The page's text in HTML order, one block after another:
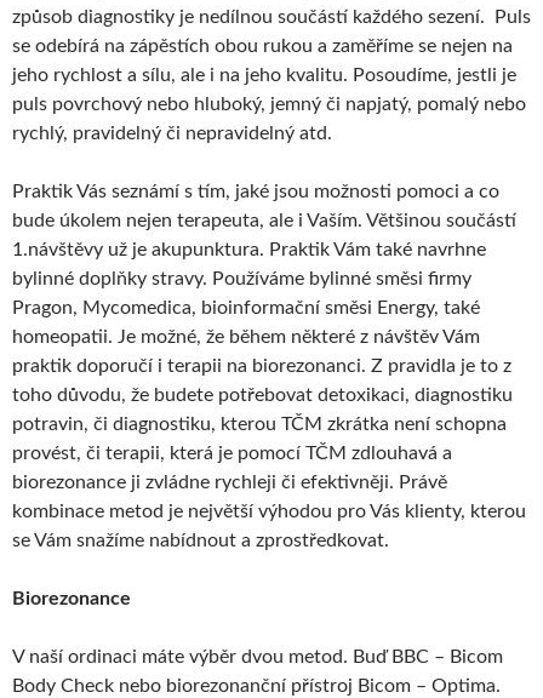
způsob diagnostiky je nedílnou součástí každého sezení. Puls
se odebírá na zápěstích obou rukou a zaměříme se nejen na
jeho rychlost a sílu, ale i na jeho kvalitu. Posoudíme, jestli je
puls povrchový nebo hluboký, jemný či napjatý, pomalý nebo
rychlý, pravidelný či nepravidelný atd.
Praktik Vás seznámí s tím, jaké jsou možnosti pomoci a co
bude úkolem nejen terapeuta, ale i Vaším. Většinou součástí
1.návštěvy už je akupunktura. Praktik Vám také navrhne
bylinné doplňky stravy. Používáme bylinné směsi firmy
Pragon, Mycomedica, bioinformační směsi Energy, také
homeopatii. Je možné, že během některé z návštěv Vám
praktik doporučí i terapii na biorezonanci. Z pravidla je to z
toho důvodu, že budete potřebovat detoxikaci, diagnostiku
potravin, či diagnostiku, kterou TČM zkrátka není schopna
provést, či terapii, která je pomocí TČM zdlouhavá a
biorezonance ji zvládne rychleji či efektivněji. Právě
kombinace metod je největší výhodou pro Vás klienty, kterou
se Vám snažíme nabídnout a zprostředkovat.
Biorezonance
V naší ordinaci máte výběr dvou metod. Buď BBC – Bicom
Body Check nebo biorezonanční přístroj Bicom – Optima.